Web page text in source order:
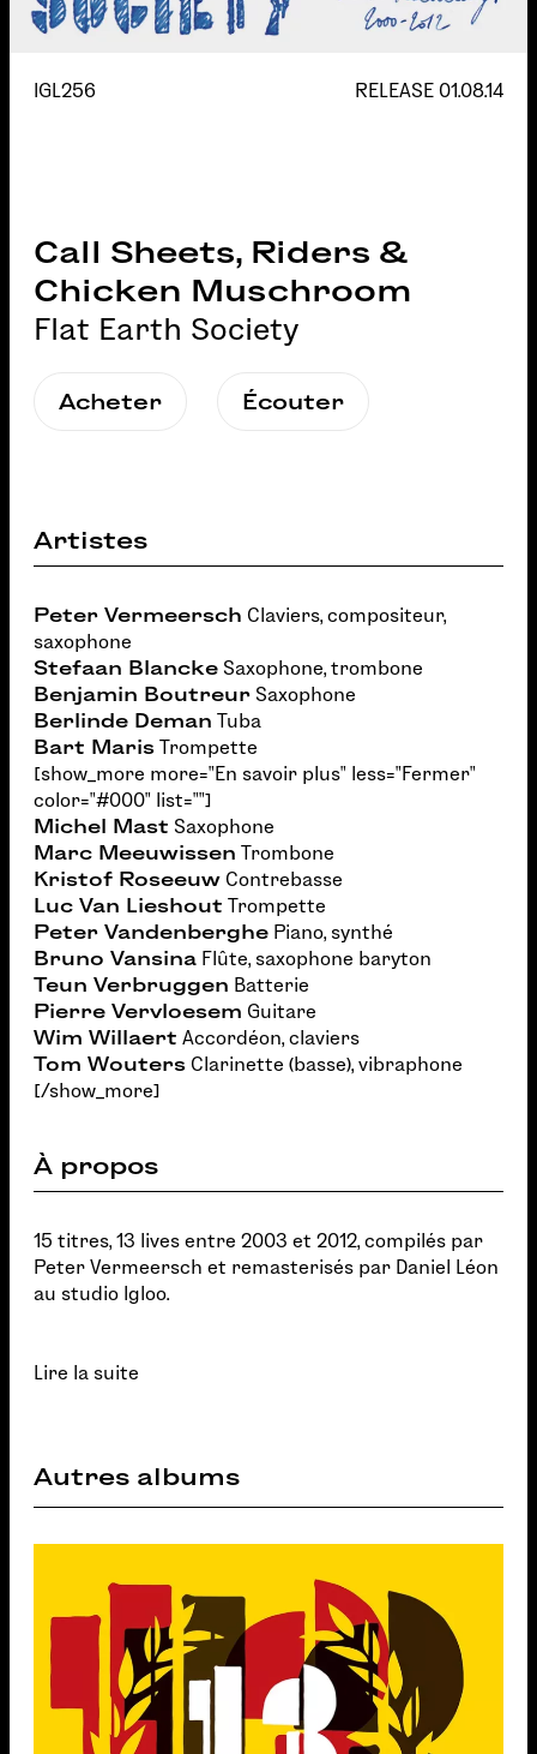
IGL256 RELEASE 01.08.14
Call Sheets, Riders &
Chicken Muschroom
Flat Earth Society
Acheter Écouter
Artistes
Peter Vermeersch Claviers, compositeur,
saxophone
Stefaan Blancke Saxophone, trombone
Benjamin Boutreur Saxophone
Berlinde Deman Tuba
Bart Maris Trompette
[show_more more="En savoir plus" less="Fermer"
color="#000" list=""]
Michel Mast Saxophone
Marc Meeuwissen Trombone
Kristof Roseeuw Contrebasse
Luc Van Lieshout Trompette
Peter Vandenberghe Piano, synthé
Bruno Vansina Flûte, saxophone baryton
Teun Verbruggen Batterie
Pierre Vervloesem Guitare
Wim Willaert Accordéon, claviers
Tom Wouters Clarinette (basse), vibraphone
[/show_more]
À propos
15 titres, 13 lives entre 2003 et 2012, compilés par
Peter Vermeersch et remasterisés par Daniel Léon
au studio Igloo.
Lire la suite
Autres albums